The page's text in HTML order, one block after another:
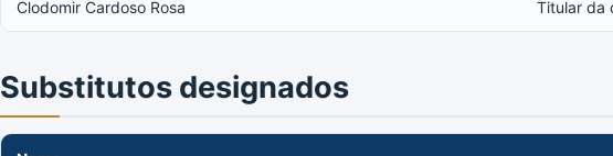
Clodomir Cardoso Rosa Titular da
Substitutos designados